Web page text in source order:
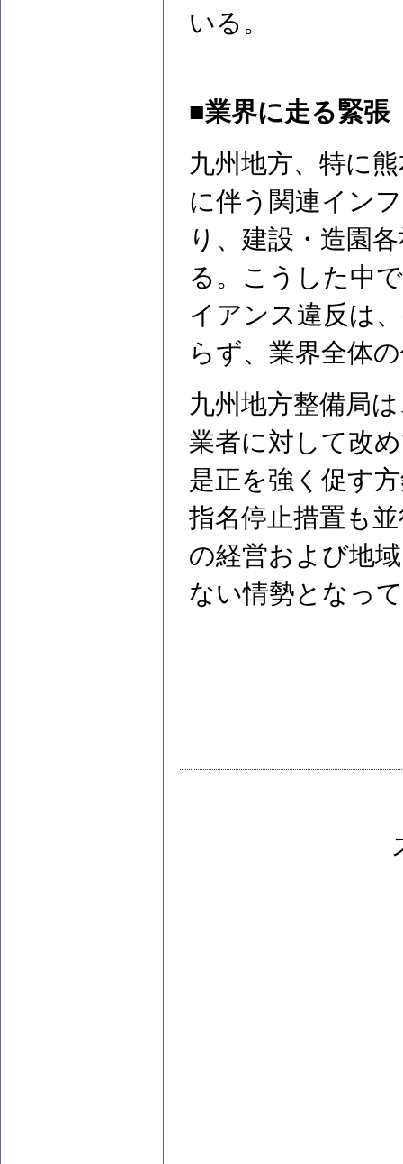
いる。
■業界に走る緊張
九州地方、特に
に伴う関連イン
り、建設・造園
る。こうした中
イアンス違反は
らず、業界全体
九州地方整備局
業者に対して改
是正を強く促す
指名停止措置も
の経営および地
ない情勢となっ